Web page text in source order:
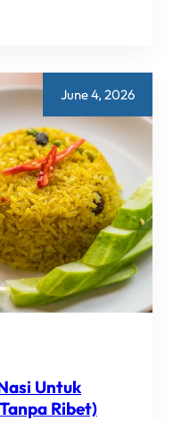
June 4, 2026
Untuk
Ribet)